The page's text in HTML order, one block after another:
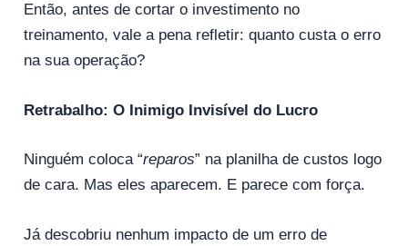
Então, antes de cortar o investimento no
treinamento, vale a pena refletir: quanto custa o erro
na sua operação?
Retrabalho: O Inimigo Invisível do Lucro
Ninguém coloca “reparos” na planilha de custos logo
de cara. Mas eles aparecem. E parece com força.
Já descobriu nenhum impacto de um erro de